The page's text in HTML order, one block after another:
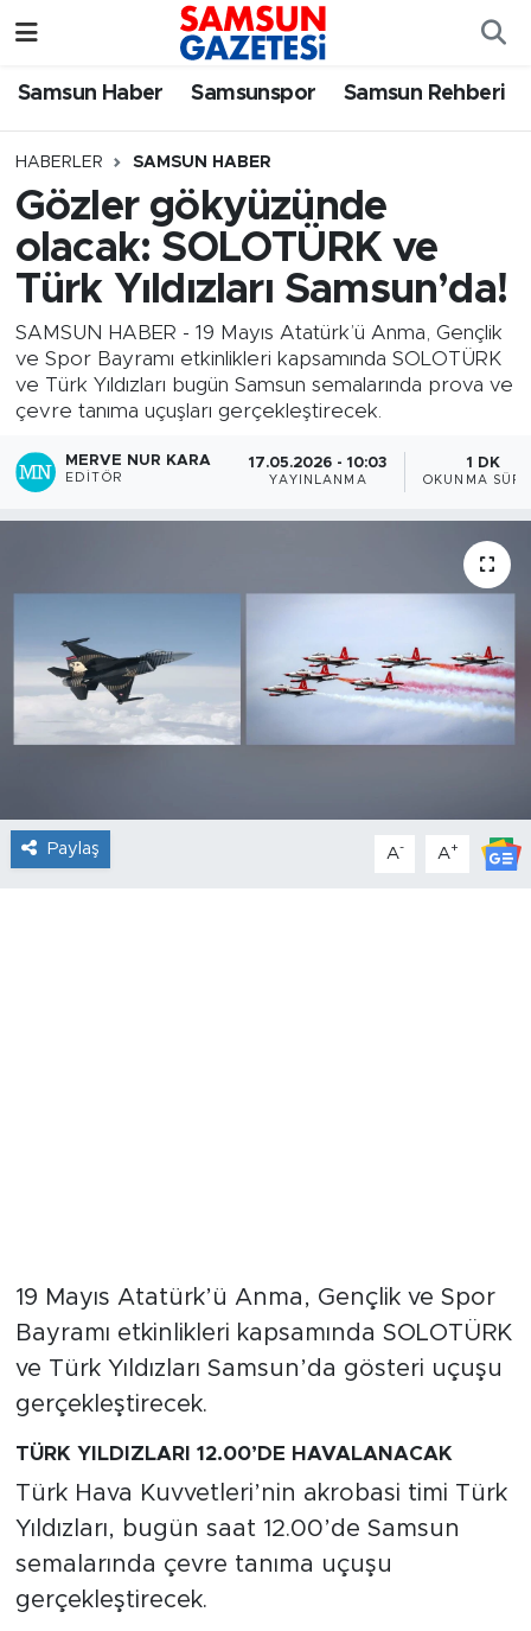
Samsun Haber Samsunspor Samsun Rehberi
HABERLER SAMSUN HABER
Gözler gökyüzünde
olacak: SOLOTÜRK ve
Türk Yıldızları Samsun’da!
SAMSUN HABER - 19 Mayıs Atatürk’ü Anma, Gençlik
ve Spor Bayramı etkinlikleri kapsamında SOLOTÜRK
ve Türk Yıldızları bugün Samsun semalarında prova ve
çevre tanıma uçuşları gerçekleştirecek.
MERVE NUR KARA
EDITÖR
17.05.2026 - 10:03
YAYINLANMA
1 DK
OKUNMA
Paylaş A- A+
19 Mayıs Atatürk’ü Anma, Gençlik ve Spor
Bayramı etkinlikleri kapsamında SOLOTÜRK
ve Türk Yıldızları Samsun’da gösteri uçuşu
gerçekleştirecek.
TÜRK YILDIZLARI 12.00’DE HAVALANACAK
Türk Hava Kuvvetleri’nin akrobasi timi Türk
Yıldızları, bugün saat 12.00’de Samsun
semalarında çevre tanıma uçuşu
gerçekleştirecek.
Samsun Haber
Samsun Rehberi
Resmi İlanlar
Samsun Nöbetçi Eczaneler
SAMSUN Namaz Vakitleri
Samsun Trafik Yoğunluk Haritası
Süper Lig Puan Durumu ve Fikstür
Tüm Manşetler
Son Dakika Haberleri